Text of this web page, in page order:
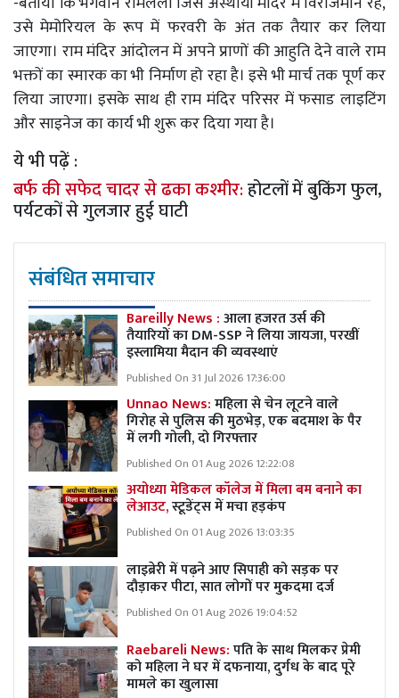
उसे मेमोरियल के रूप में फरवरी के अंत तक तैयार कर लिया
जाएगा। राम मंदिर आंदोलन में अपने प्राणों की आहुति देने वाले राम
भक्तों का स्मारक का भी निर्माण हो रहा है। इसे भी मार्च तक पूर्ण कर
लिया जाएगा। इसके साथ ही राम मंदिर परिसर में फसाड लाइटिंग
और साइनेज का कार्य भी शुरू कर दिया गया है।
ये भी पढ़ें :
बर्फ की सफेद चादर से ढका कश्मीर:होटलों में बुकिंग फुल,
पर्यटकों से गुलजार हुई घाटी
संबंधित समाचार
Bareilly News :आला हजरत उर्स की
तैयारियों का DM-SSP ने लिया जायजा, परखीं
इस्लामिया मैदान की व्यवस्थाएं
Published On 31 Jul 2026 17:36:00
Unnao News:महिला से चेन लूटने वाले
गिरोह से पुलिस की मुठभेड़, एक बदमाश के पैर
में लगी गोली, दो गिरफ्तार
Published On 01 Aug 2026 12:22:08
अयोध्या मेडिकल कॉलेज में मिला बम बनाने का
लेआउट,स्टूडेंट्स में मचा हड़कंप
Published On 01 Aug 2026 13:03:35
लाइब्रेरी में पढ़ने आए सिपाही को सड़क पर
दौड़ाकर पीटा, सात लोगों पर मुकदमा दर्ज
Published On 01 Aug 2026 19:04:52
Raebareli News:पति के साथ मिलकर प्रेमी
को महिला ने घर में दफनाया, दुर्गध के बाद पूरे
मामले का खुलासा